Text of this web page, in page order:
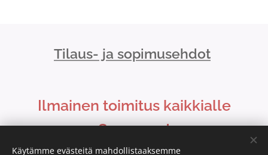
Tilaus- ja sopimusehdot
Ilmainen toimitus kaikkialle
Suomeen!
Käytämme evästeitä mahdollistaaksemme